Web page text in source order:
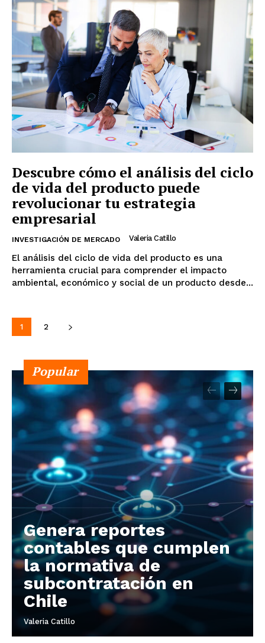
Descubre cómo el análisis del ciclo
de vida del producto puede
revolucionar tu estrategia
empresarial
INVESTIGACIÓN DE MERCADO Valeria Catillo
El análisis del ciclo de vida del producto es una
herramienta crucial para comprender el impacto
ambiental, económico y social de un producto desde...
1 2
Popular
Genera reportes
contables que cumplen
la normativa de
subcontratación en
Chile
Valeria Catillo